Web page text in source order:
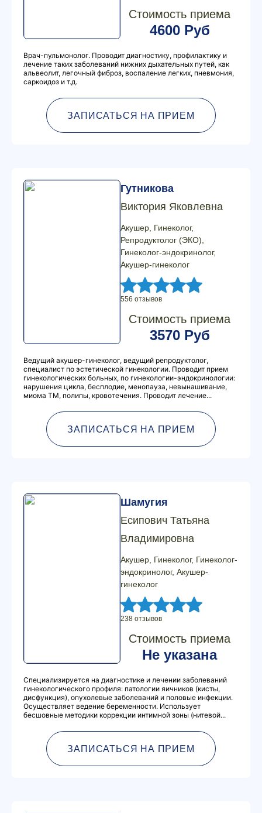
Стоимость приема
4600 Руб
Врач-пульмонолог. Проводит диагностику, профилактику и
лечение таких заболеваний нижних дыхательных путей, как
альвеолит, легочный фиброз, воспаление легких, пневмония,
саркоидоз и т.д.
ЗАПИСАТЬСЯ НА ПРИЕМ
Гутникова
Виктория Яковлевна
Акушер, Гинеколог,
Репродуктолог (ЭКО),
Гинеколог-эндокринолог,
Акушер-гинеколог
556 отзывов
Стоимость приема
3570 Руб
Ведущий акушер-гинеколог, ведущий репродуктолог,
специалист по эстетической гинекологии. Проводит прием
гинекологических больных, по гинекологии-эндокринологии:
нарушения цикла, бесплодие, менопауза, невынашивание,
миома ТМ, полипы, кровотечения. Проводит лечение...
ЗАПИСАТЬСЯ НА ПРИЕМ
Шамугия
Есипович Татьяна
Владимировна
Акушер, Гинеколог, Гинеколог-
эндокринолог, Акушер-
гинеколог
238 отзывов
Стоимость приема
Не указана
Специализируется на диагностике и лечении заболеваний
гинекологического профиля: патологии яичников (кисты,
дисфункция), опухолевые заболеваний и половые инфекции.
Осуществляет ведение беременности. Использует
бесшовные методики коррекции интимной зоны (нитевой...
ЗАПИСАТЬСЯ НА ПРИЕМ